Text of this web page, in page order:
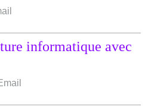
informatique avec